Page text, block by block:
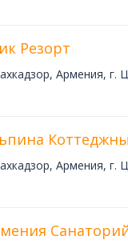
Резорт
Армения, г.
Армения, г.